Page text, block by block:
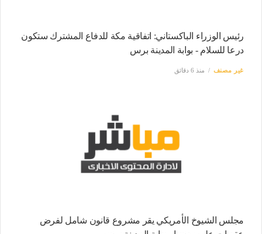
رئيس الوزراء الباكستاني: اتفاقية مكة للدفاع المشترك ستكون
درعا للسلام - بوابة المدينة برس
غير مصنف منذ 6 دقائق
مجلس الشيوخ الأمريكي يقر مشروع قانون شامل لفرض